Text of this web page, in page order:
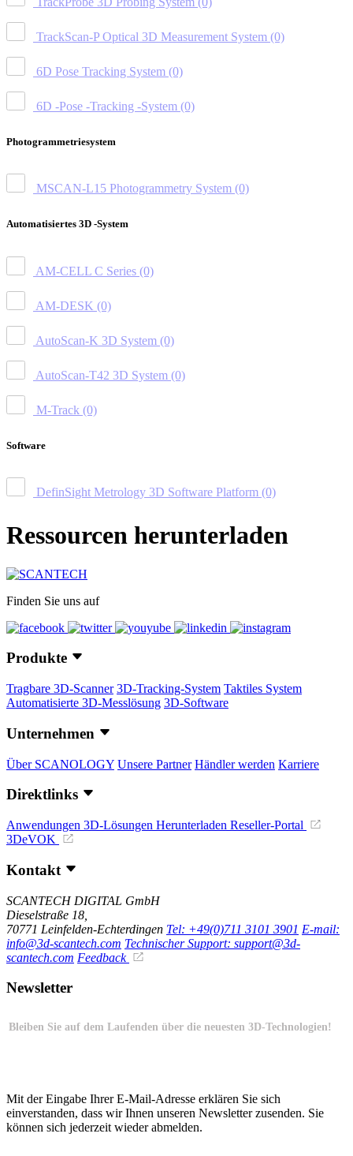
TrackScan-P Optical 3D Measurement System (0)
6D Pose Tracking System (0)
6D -Pose -Tracking -System (0)
Photogrammetriesystem
MSCAN-L15 Photogrammetry System (0)
Automatisiertes 3D -System
AM-CELL C Series (0)
AM-DESK (0)
AutoScan-K 3D System (0)
AutoScan-T42 3D System (0)
M-Track (0)
Software
DefinSight Metrology 3D Software Platform (0)
Ressourcen herunterladen
Finden Sie uns auf
Produkte
Tragbare 3D-Scanner 3D-Tracking-System Taktiles System
Automatisierte 3D-Messlösung 3D-Software
Unternehmen
Über SCANOLOGY Unsere Partner Händler werden Karriere
Direktlinks
Anwendungen 3D-Lösungen Herunterladen Reseller-Portal
3DeVOK
Kontakt
SCANTECH DIGITAL GmbH
Dieselstraße 18,
70771 Leinfelden-Echterdingen Tel: +49(0)711 3101 3901 E-mail:
info@3d-scantech.com Technischer Support: support@3d-
scantech.com Feedback
Newsletter